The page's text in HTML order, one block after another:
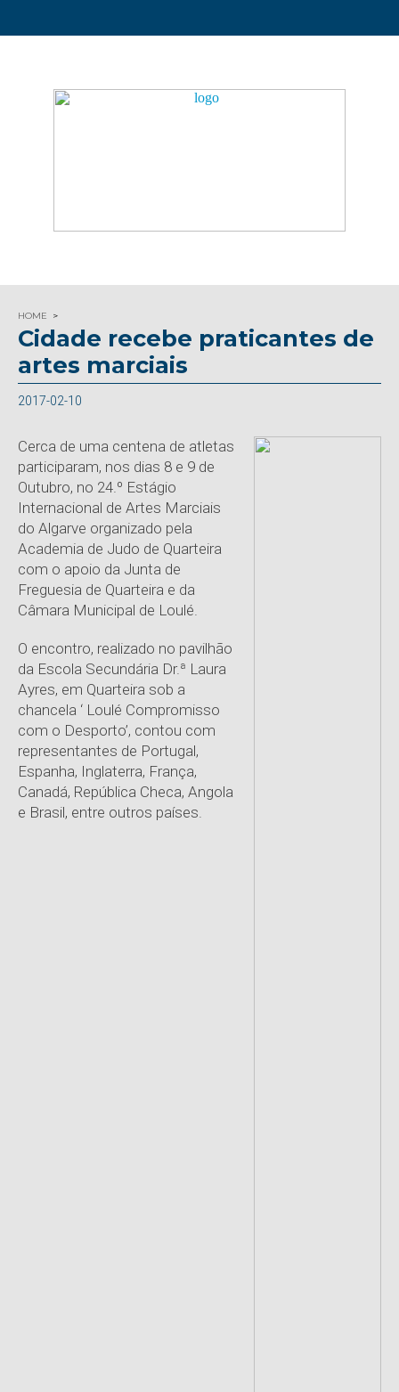
HOME
Cidade recebe praticantes de
artes marciais
2017-02-10
Cerca de uma centena de atletas
participaram, nos dias 8 e 9 de
Outubro, no 24.º Estágio
Internacional de Artes Marciais
do Algarve organizado pela
Academia de Judo de Quarteira
com o apoio da Junta de
Freguesia de Quarteira e da
Câmara Municipal de Loulé.
O encontro, realizado no pavilhão
da Escola Secundária Dr.ª Laura
Ayres, em Quarteira sob a
chancela ‘ Loulé Compromisso
com o Desporto’, contou com
representantes de Portugal,
Espanha, Inglaterra, França,
Canadá, República Checa, Angola
e Brasil, entre outros países.